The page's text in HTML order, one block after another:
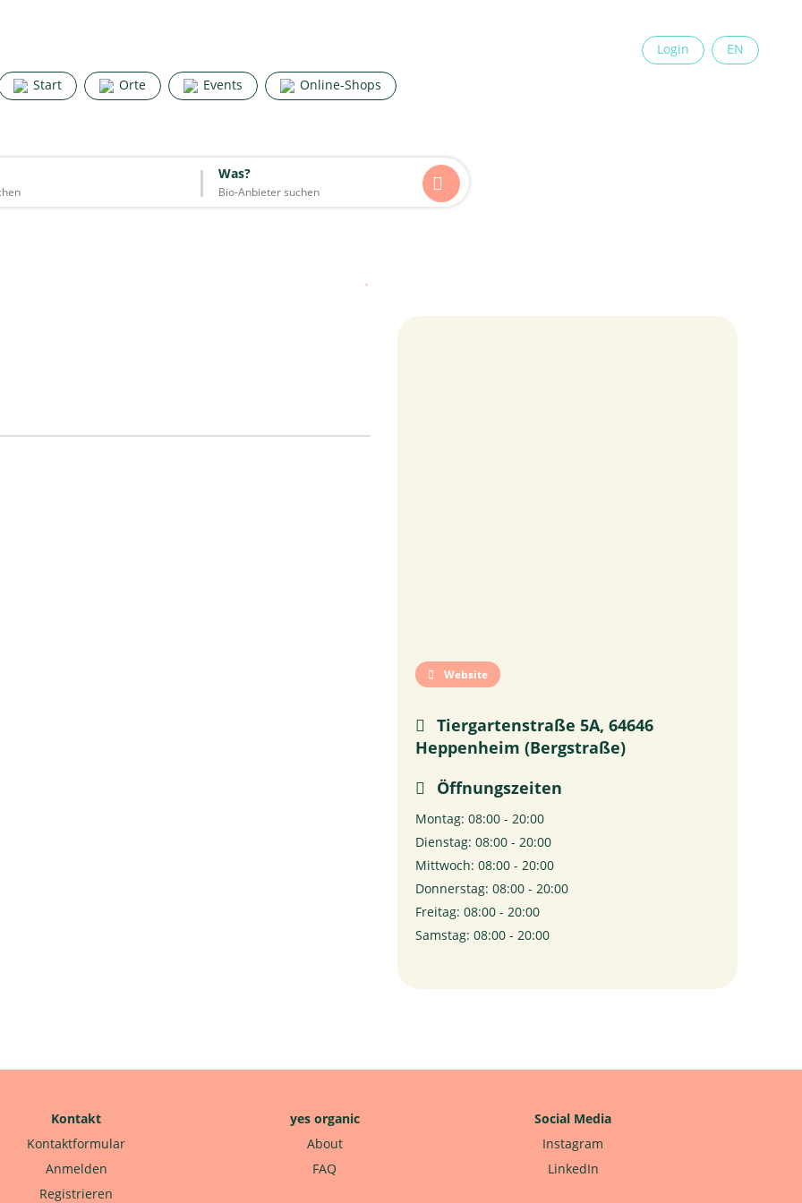
Start Orte Events Online-Shops
Login EN
Was?
×
Start Orte Events Online-Shops
Was?
Website
Tiergartenstraße 5A, 64646
Heppenheim (Bergstraße)
Öffnungszeiten
Montag: 08:00 - 20:00
Dienstag: 08:00 - 20:00
Mittwoch: 08:00 - 20:00
Donnerstag: 08:00 - 20:00
Freitag: 08:00 - 20:00
Samstag: 08:00 - 20:00
Kontakt
Kontaktformular
Anmelden
Registrieren
yes organic
About
FAQ
Social Media
Instagram
LinkedIn